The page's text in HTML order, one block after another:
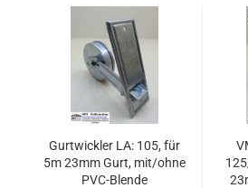
Gurtwickler LA: 105, für
5m 23mm Gurt, mit/ohne
PVC-Blende